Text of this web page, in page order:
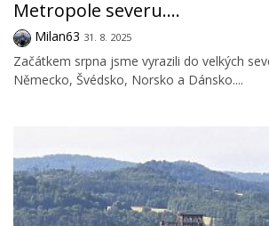
Metropole severu....
Milan63 31. 8. 2025
Začátkem srpna jsme vyrazili do velkých
Německo, Švédsko, Norsko a Dánsko....